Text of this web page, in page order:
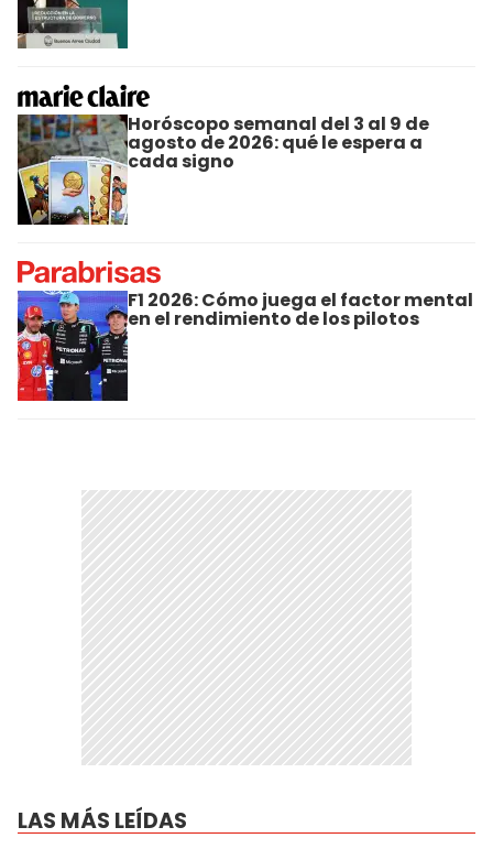
Horóscopo semanal del 3 al 9 de
agosto de 2026: qué le espera a
cada signo
F1 2026: Cómo juega el factor mental
en el rendimiento de los pilotos
LAS MÁS LEÍDAS